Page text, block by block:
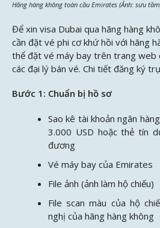
Hãng hàng không toàn cầu Emirates (Ảnh: sưu
Để xin visa Dubai qua hãng hàng
cần đặt vé phi cơ khứ hồi với hãng
thể đặt vé máy bay trên trang web
các đại lý bán vé. Chi tiết đăng ký
Bước 1: Chuẩn bị hồ sơ
Sao kê tài khoản ngân
3.000 USD hoặc thẻ tín
đương
Vé máy bay của Emirates
File ảnh (ảnh làm hộ chiếu)
File scan màu của hộ
nghị của hãng hàng không